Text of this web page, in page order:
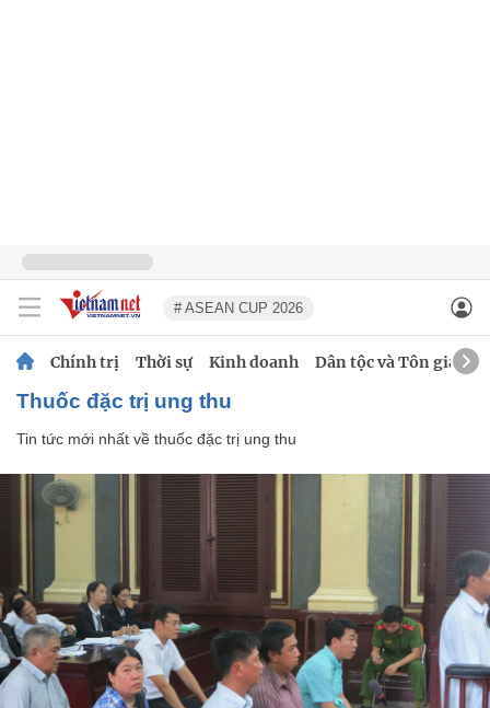
# ASEAN CUP 2026
Chính trị Thời sự Kinh doanh Dân tộc và Tôn giáo
thuốc đặc trị ung thu
Tin tức mới nhất về thuốc đặc trị ung thu